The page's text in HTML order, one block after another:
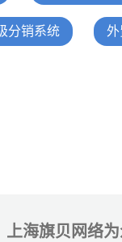
加盟营销管理系统
型网站建设方案
分销系统 外
上海旗贝网络